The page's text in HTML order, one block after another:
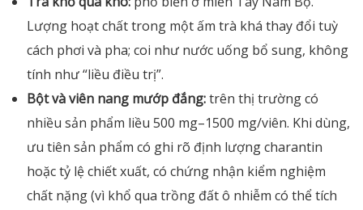
Lượng hoạt chất trong một ấm trà khá thay đổi tuỳ
cách phơi và pha; coi như nước uống bổ sung, không
tính như “liều điều trị”.
Bột và viên nang mướp đắng:trên thị trường có
nhiều sản phẩm liều 500 mg–1500 mg/viên. Khi dùng,
ưu tiên sản phẩm có ghi rõ định lượng charantin
hoặc tỷ lệ chiết xuất, có chứng nhận kiểm nghiệm
chất nặng (vì khổ qua trồng đất ô nhiễm có thể tích